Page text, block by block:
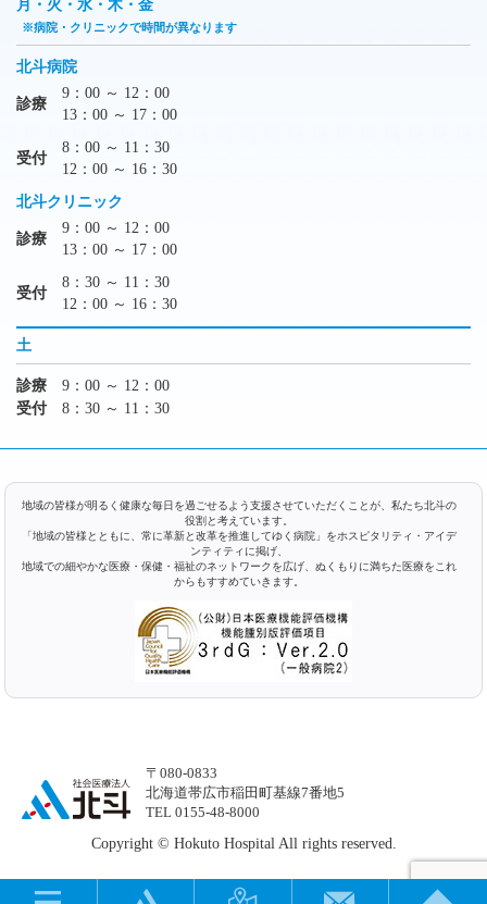
月・火・水・木・金
※病院・クリニックで時間が異なります
北斗病院
診療
9：00 ～ 12：00
13：00 ～ 17：00
受付
8：00 ～ 11：30
12：00 ～ 16：30
北斗クリニック
診療
9：00 ～ 12：00
13：00 ～ 17：00
受付
8：30 ～ 11：30
12：00 ～ 16：30
土
診療
9：00 ～ 12：00
受付
8：30 ～ 11：30
地域の皆様が明るく健康な毎日を過ごせるよう支援させていただくことが、私たち北斗の
役割と考えています。
「地域の皆様とともに、常に革新と改革を推進してゆく病院」をホスピタリティ・アイデ
ンティティに掲げ、
地域での細やかな医療・保健・福祉のネットワークを広げ、ぬくもりに満ちた医療をこれ
からもすすめていきます。
〒080-0833
北海道帯広市稲田町基線7番地5
TEL 0155-48-8000
Copyright © Hokuto Hospital All rights reserved.